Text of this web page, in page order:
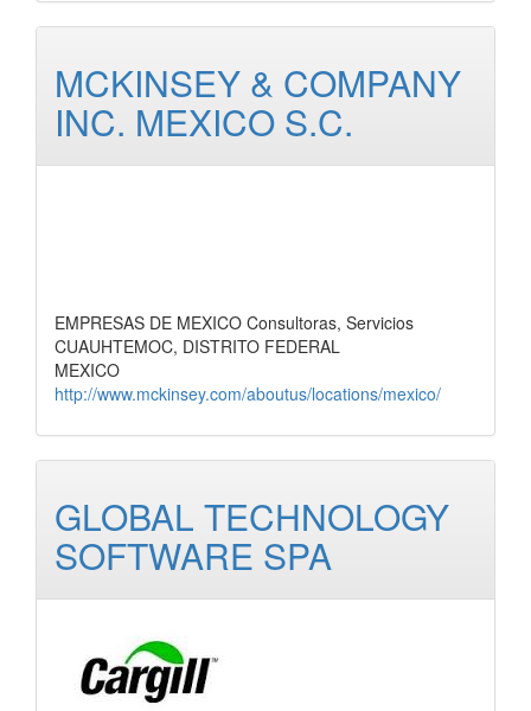
MCKINSEY & COMPANY
INC. MEXICO S.C.
EMPRESAS DE MEXICO Consultoras, Servicios
CUAUHTEMOC, DISTRITO FEDERAL
MEXICO
http://www.mckinsey.com/aboutus/locations/mexico/
GLOBAL TECHNOLOGY
SOFTWARE SPA